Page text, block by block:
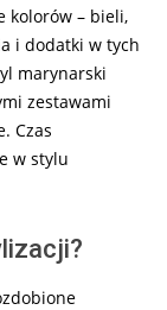
kolorów – bieli,
i dodatki w tych
marynarski
zestawami
Czas
w stylu